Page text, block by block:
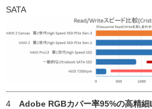
SATA
4
Adobe RGBカバー率95%の高精細